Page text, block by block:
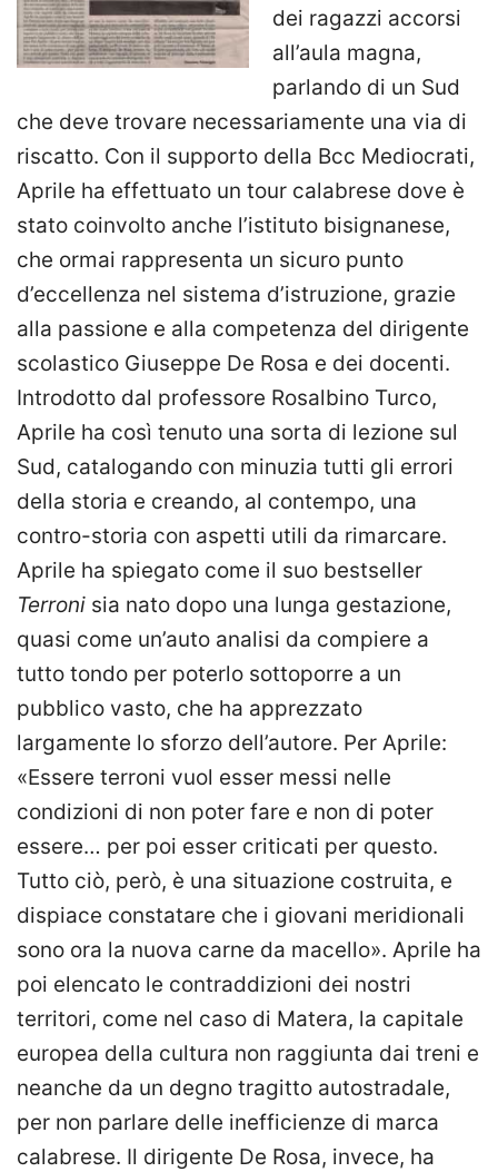
dei ragazzi accorsi
all’aula magna,
parlando di un Sud
che deve trovare necessariamente una via di
riscatto. Con il supporto della Bcc Mediocrati,
Aprile ha effettuato un tour calabrese dove è
stato coinvolto anche l’istituto bisignanese,
che ormai rappresenta un sicuro punto
d’eccellenza nel sistema d’istruzione, grazie
alla passione e alla competenza del dirigente
scolastico Giuseppe De Rosa e dei docenti.
Introdotto dal professore Rosalbino Turco,
Aprile ha così tenuto una sorta di lezione sul
Sud, catalogando con minuzia tutti gli errori
della storia e creando, al contempo, una
contro-storia con aspetti utili da rimarcare.
Aprile ha spiegato come il suo bestseller
Terroni sia nato dopo una lunga gestazione,
quasi come un’auto analisi da compiere a
tutto tondo per poterlo sottoporre a un
pubblico vasto, che ha apprezzato
largamente lo sforzo dell’autore. Per Aprile:
«Essere terroni vuol esser messi nelle
condizioni di non poter fare e non di poter
essere… per poi esser criticati per questo.
Tutto ciò, però, è una situazione costruita, e
dispiace constatare che i giovani meridionali
sono ora la nuova carne da macello». Aprile ha
poi elencato le contraddizioni dei nostri
territori, come nel caso di Matera, la capitale
europea della cultura non raggiunta dai treni e
neanche da un degno tragitto autostradale,
per non parlare delle inefficienze di marca
calabrese. Il dirigente De Rosa, invece, ha